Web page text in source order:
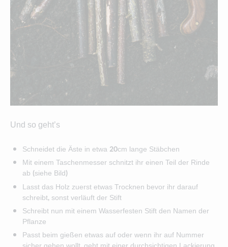
Und so geht’s
Schneidet die Äste in etwa 20cm lange Stäbchen
Mit einem Taschenmesser schnitzt ihr einen Teil der Rinde
ab (siehe Bild)
Lasst das Holz zuerst etwas Trocknen bevor ihr darauf
schreibt, sonst verläuft der Stift
Schreibt nun mit einem Wasserfesten Stift den Namen der
Pflanze
Passt beim gießen etwas auf oder wenn ihr auf Nummer